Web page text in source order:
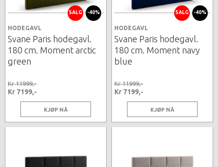
SALG -40%
HODEGAVL
Svane Paris hodegavl.
180 cm. Moment arctic
green
Kr 11999,-
Kr 7199,-
KJØP NÅ
SALG -40%
HODEGAVL
Svane Paris hodegavl.
180 cm. Moment navy
blue
Kr 11999,-
Kr 7199,-
KJØP NÅ